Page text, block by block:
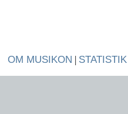
OM MUSIKON | STATISTIK